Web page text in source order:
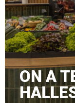
ON A